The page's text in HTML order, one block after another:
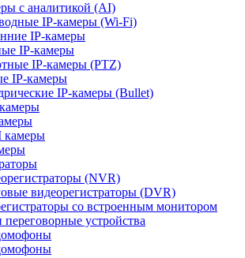
с аналитикой (AI)
IP-камеры (Wi-Fi)
IP-камеры
IP-камеры
IP-камеры (PTZ)
IP-камеры
IP-камеры (Bullet)
камеры
(NVR)
видеорегистраторы (DVR)
со встроенным монитором
устройства